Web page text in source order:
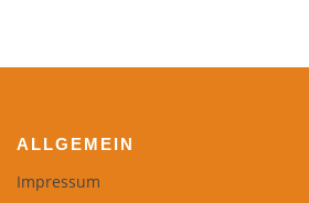
ALLGEMEIN
Impressum